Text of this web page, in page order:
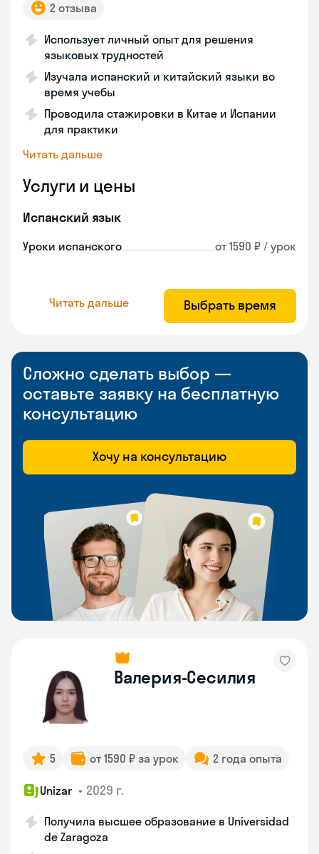
2 отзыва
Использует личный опыт для решения
языковых трудностей
Изучала испанский и китайский языки во
время учебы
Проводила стажировки в Китае и Испании
для практики
Читать дальше
Услуги и цены
Испанский язык
Уроки испанского от 1590 ₽ / урок
Читать дальше Выбрать время
Сложно сделать выбор —
оставьте заявку на бесплатную
консультацию
Хочу на консультацию
Валерия-Сесилия
5 от 1590 ₽ за урок 2 года опыта
Unizar • 2029 г.
Получила высшее образование в Universidad
de Zaragoza